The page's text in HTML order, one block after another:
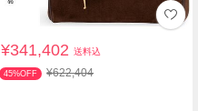
¥341,402送料込
45%OFF ¥622,404